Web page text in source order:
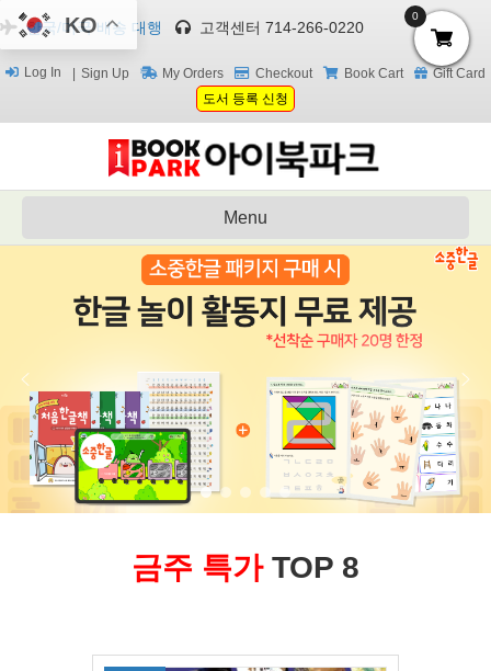
한국/미국 배송 대행 고객센터 714-266-0220
Log In Sign Up My Orders Checkout Book Cart
Gift Card
도서 등록 신청
Menu
금주 특가 TOP 8
KO 0